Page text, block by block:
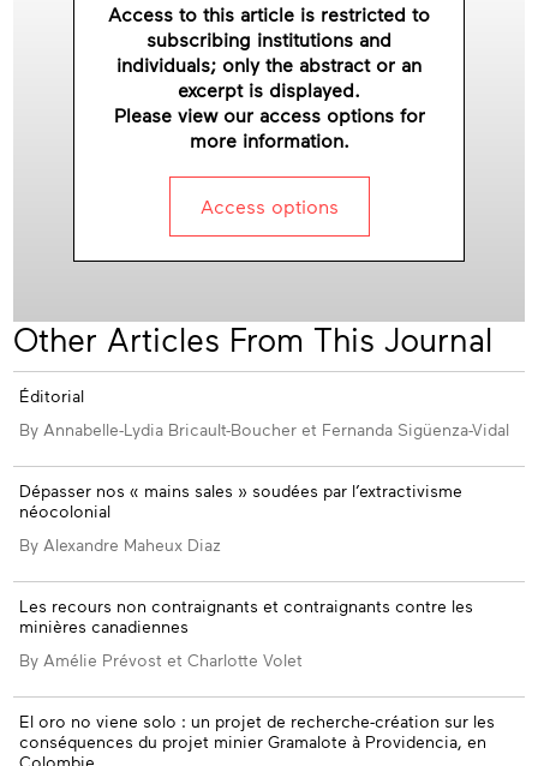
Access to this article is restricted to
subscribing institutions and
individuals; only the abstract or an
excerpt is displayed.
Please view our access options for
more information.
Access options
Other Articles From This Journal
Éditorial
By Annabelle-Lydia Bricault-Boucher et Fernanda Sigüenza-Vidal
Dépasser nos « mains sales » soudées par l’extractivisme
néocolonial
By Alexandre Maheux Diaz
Les recours non contraignants et contraignants contre les
minières canadiennes
By Amélie Prévost et Charlotte Volet
El oro no viene solo : un projet de recherche-création sur les
conséquences du projet minier Gramalote à Providencia, en
Colombie